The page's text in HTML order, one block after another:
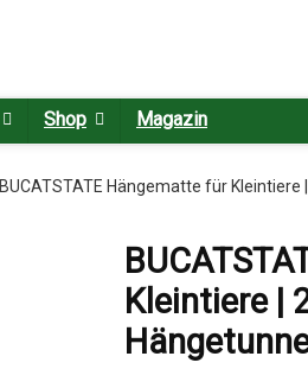
Shop Magazin
BUCATSTATE Hängematte für Kleintiere
Kleintiere |